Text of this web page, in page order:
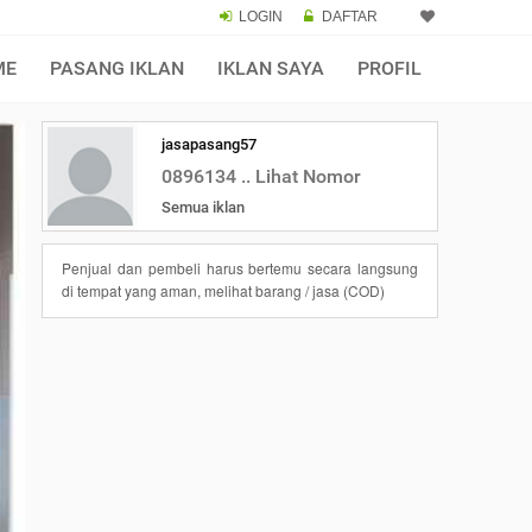
LOGIN DAFTAR
PASANG IKLAN IKLAN SAYA PROFIL
jasapasang57
0896134 .. Lihat Nomor
Semua iklan
Penjual dan pembeli harus bertemu secara langsung
di tempat yang aman, melihat barang / jasa (COD)